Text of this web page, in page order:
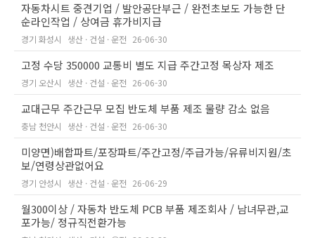
자동차시트 중견기업 / 발안공단부근 / 완전초보도 가능한 단
순라인작업 / 상여금 휴가비지급
경기 화성시 생산 · 건설 · 운전 26-06-30
고정 수당 350000 교통비 별도 지급 주간고정 목상자 제조
경기 오산시 생산 · 건설 · 운전 26-06-30
교대근무 주간근무 모집 반도체 부품 제조 물량 감소 없음
충남 천안시 생산 · 건설 · 운전 26-06-30
미양면)배합파트/포장파트/주간고정/주급가능/유류비지원/초
보/연령상관없어요
경기 안성시 생산 · 건설 · 운전 26-06-29
월300이상 / 자동차 반도체 PCB 부품 제조회사 / 남녀무관,교
포가능/ 정규직전환가능